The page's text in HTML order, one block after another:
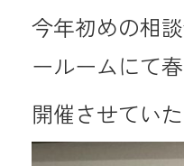
今年初めの相
ールームにて
開催させていた